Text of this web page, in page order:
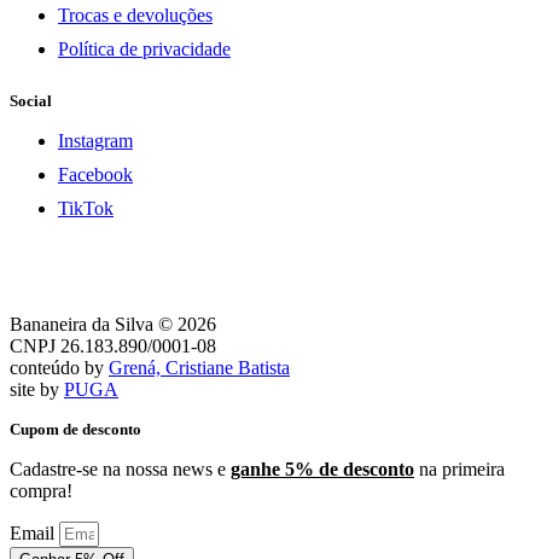
Trocas e devoluções
Política de privacidade
Social
Instagram
Facebook
TikTok
Bananeira da Silva © 2026
CNPJ 26.183.890/0001-08
conteúdo by Grená, Cristiane Batista
site by PUGA
Cupom de desconto
Cadastre-se na nossa news e ganhe 5% de desconto na primeira
compra!
Email